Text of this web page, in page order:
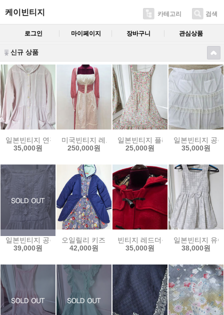
케이빈티지 카테고리 검색
로그인 마이페이지 장바구니 관심상품
신규 상품
일본빈티지 연핑크스트라이프 드레스
35,000원
미국빈티지 레드체크 거니섹드레스
250,000원
일본빈티지 플라워 에이프런
25,000원
일본빈티지 공
35,000원
일본빈티지 공주 면레이스 에이프런
39,000원
오일릴리 키즈 패딩8Y
42,000원
빈티지 레드더플코트
35,000원
일본빈티지 유
38,000원